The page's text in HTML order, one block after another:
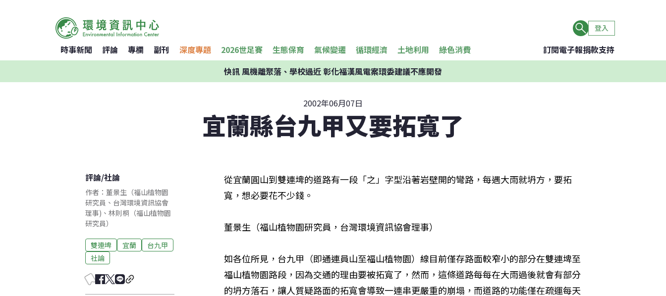
登入
時事新聞 評論 專欄 副刊 深度專題 2026世足賽 生態保育 氣候變遷 循環經濟 土地利用 綠色消費 訂閱電子報捐款支持
快訊風機離聚落、學校過近 彰化福漢風電案環委建議不應開發
2002年06月07日
宜蘭縣台九甲又要拓寬了
評論/社論
作者：董景生（福山植物園
研究員、台灣環境資訊協會
理事)、林則桐（福山植物園
研究員）
雙連埤 宜蘭
台九甲
社論
從宜蘭圓山到雙連埤的道路有一段「之」字型沿著岩壁開的彎路，每遇大雨就坍方，要拓
寬，想必要花不少錢。
董景生（福山植物園研究員，台灣環境資訊協會理事）
如各位所見，台九甲（即通連員山至福山植物園）線目前僅存路面較窄小的部分在雙連埤至
福山植物園路段，因為交通的理由要被拓寬了，然而，這條道路每每在大雨過後就會有部分
的坍方落石，讓人質疑路面的拓寬會導致一連串更嚴重的崩塌，而道路的功能僅在疏運每天